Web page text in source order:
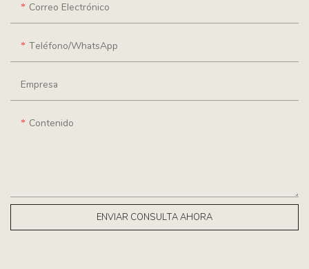
Correo Electrónico
Teléfono/WhatsApp
Empresa
Contenido
ENVIAR CONSULTA AHORA